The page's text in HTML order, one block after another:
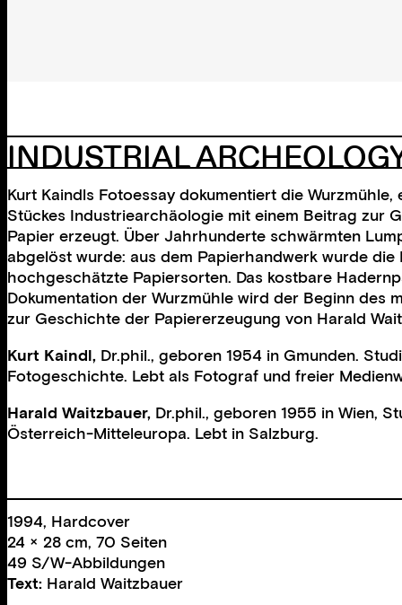
INDUSTRIAL
Kurt Kaindls Fotoessay dokumentiert die
Stückes Industriearchäologie mit einem Beitrag zur
Papier erzeugt. Über Jahrhunderte schwärmten
abgelöst wurde: aus dem Papierhandwerk wurde
hochgeschätzte Papiersorten. Das kostbare
Dokumentation der Wurzmühle wird der Beginn
zur Geschichte der Papiererzeugung von Harald
Kurt Kaindl, Dr.phil., geboren 1954 in Gmunden.
Fotogeschichte. Lebt als Fotograf und freier
Harald Waitzbauer, Dr.phil., geboren 1955 in Wien,
Österreich-Mitteleuropa. Lebt in Salzburg.
1994, Hardcover
24 × 28 cm, 70 Seiten
49 S/W-Abbildungen
Text: Harald Waitzbauer